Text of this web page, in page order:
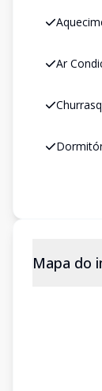
Ar
Mapa do